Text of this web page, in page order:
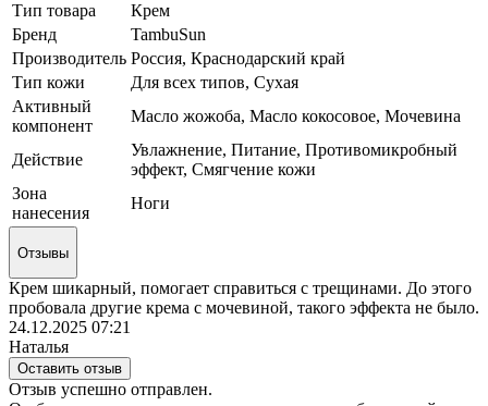
Тип товара
Крем
Бренд
TambuSun
Производитель Россия, Краснодарский край
Тип кожи
Для всех типов, Сухая
Активный
компонент
Масло жожоба, Масло кокосовое, Мочевина
Действие
Увлажнение, Питание, Противомикробный
эффект, Смягчение кожи
Зона
нанесения
Ноги
Отзывы
Крем шикарный, помогает справиться с трещинами. До этого
пробовала другие крема с мочевиной, такого эффекта не было.
24.12.2025 07:21
Наталья
Оставить отзыв
Отзыв успешно отправлен.